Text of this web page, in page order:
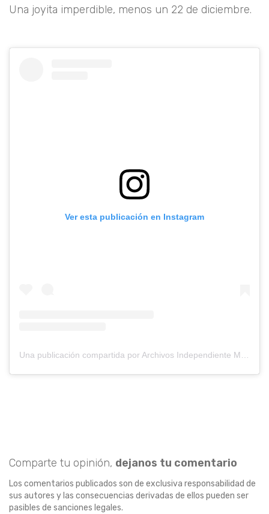
Una joyita imperdible, menos un 22 de diciembre.
Ver esta publicación en Instagram
Comparte tu opinión, dejanos tu comentario
Los comentarios publicados son de exclusiva responsabilidad de
sus autores y las consecuencias derivadas de ellos pueden ser
pasibles de sanciones legales.